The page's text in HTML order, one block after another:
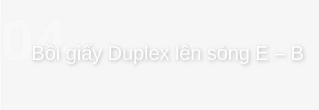
Bồi giấy Duplex lên sóng E – B
04.